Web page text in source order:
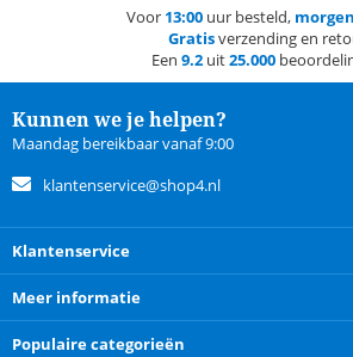
Voor 13:00uur besteld, morgen
Gratisverzending en
Een 9.2 uit25.000
Kunnen we je helpen?
Maandag bereikbaar vanaf 9:00
klantenservice@shop4.nl
Klantenservice
Meer informatie
Populaire categorieën